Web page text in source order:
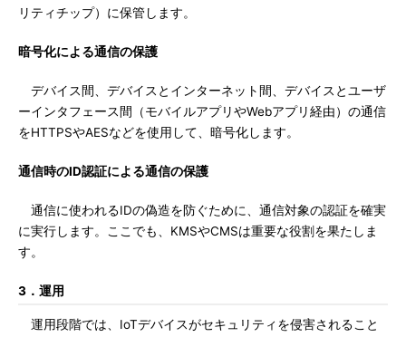
リティチップ）に保管します。
暗号化による通信の保護
デバイス間、デバイスとインターネット間、デバイスとユーザ
ーインタフェース間（モバイルアプリやWebアプリ経由）の通信
をHTTPSやAESなどを使用して、暗号化します。
通信時のID認証による通信の保護
通信に使われるIDの偽造を防ぐために、通信対象の認証を確実
に実行します。ここでも、KMSやCMSは重要な役割を果たしま
す。
3．運用
運用段階では、IoTデバイスがセキュリティを侵害されること